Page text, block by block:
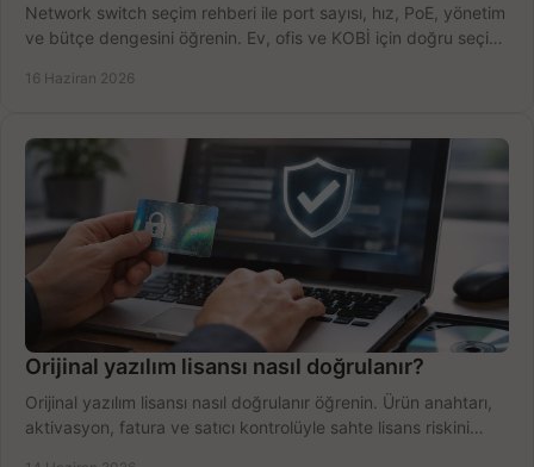
Network switch seçim rehberi ile port sayısı, hız, PoE, yönetim
ve bütçe dengesini öğrenin. Ev, ofis ve KOBİ için doğru seçimi
16 Haziran 2026
Orijinal yazılım lisansı nasıl doğrulanır?
Orijinal yazılım lisansı nasıl doğrulanır öğrenin. Ürün anahtarı,
aktivasyon, fatura ve satıcı kontrolüyle sahte lisans riskini